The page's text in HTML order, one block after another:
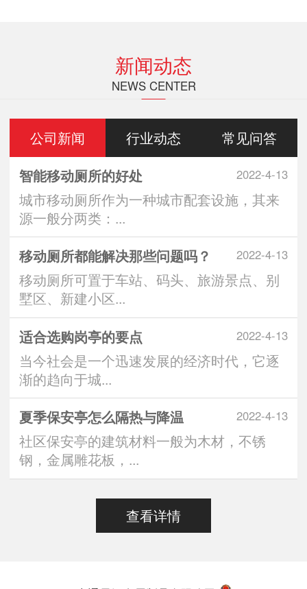
新闻动态
NEWS CENTER
公司新闻 行业动态 常见问答
2022-4-13
智能移动厕所的好处
城市移动厕所作为一种城市配套设施，其来
源一般分两类：...
2022-4-13
移动厕所都能解决那些问题吗？
移动厕所可置于车站、码头、旅游景点、别
墅区、新建小区...
2022-4-13
适合选购岗亭的要点
当今社会是一个迅速发展的经济时代，它逐
渐的趋向于城...
2022-4-13
夏季保安亭怎么隔热与降温
社区保安亭的建筑材料一般为木材，不锈
钢，金属雕花板，...
查看详情